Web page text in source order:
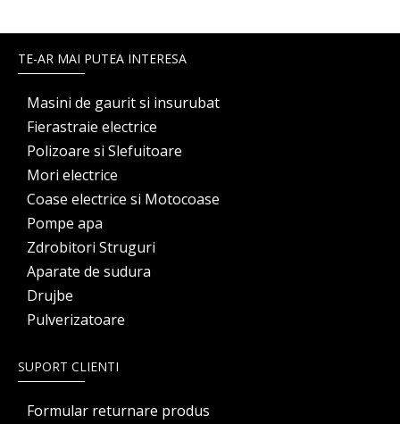
TE-AR MAI PUTEA INTERESA
Masini de gaurit si insurubat
Fierastraie electrice
Polizoare si Slefuitoare
Mori electrice
Coase electrice si Motocoase
Pompe apa
Zdrobitori Struguri
Aparate de sudura
Drujbe
Pulverizatoare
SUPORT CLIENTI
Formular returnare produs